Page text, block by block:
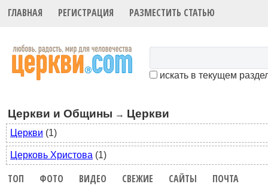
ГЛАВНАЯ РЕГИСТРАЦИЯ РАЗМЕСТИТЬ СТАТЬЮ
искать в текущем
Церкви и Общины → Церкви
Церкви (1)
Церковь Христова (1)
ТОП ФОТО ВИДЕО СВЕЖИЕ САЙТЫ ПОЧТА